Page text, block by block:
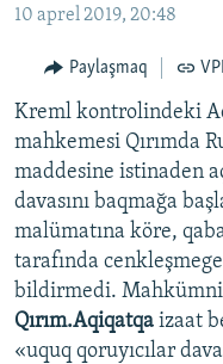
qaytmaq
MEDENİYET
İNSAN AQLARI
VİDEO
SÜRET
BLOGLAR
FİKİR
Русский
Українською
10 aprel 2019, 20:48
Paylaşmaq
Kreml kontrolindeki
mahkemesi Qırımda
maddesine istinaden
davasını baqmağa
malümatına köre,
tarafında
bildirmedi.
Qırım.Aqiqatqa izaat
«uquq qoruyıcılar